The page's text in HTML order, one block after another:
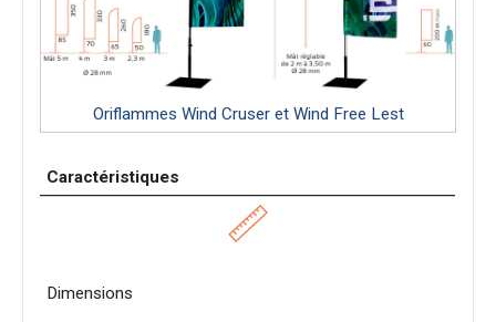
Oriflammes Wind Cruser et Wind Free Lest
Caractéristiques
Dimensions